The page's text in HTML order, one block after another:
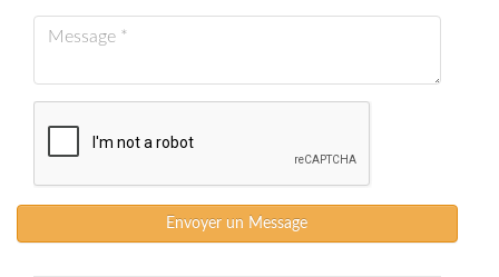
Envoyer un Message